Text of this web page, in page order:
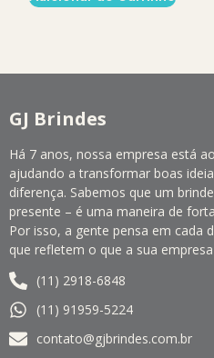
GJ Brindes
Há 7 anos, nossa empresa está
ajudando a transformar boas
diferença. Sabemos que um
presente – é uma maneira de
Por isso, a gente pensa em cada
que refletem o que a sua
(11) 2918-6848
(11) 91959-5224
contato@gjbrindes.com.br